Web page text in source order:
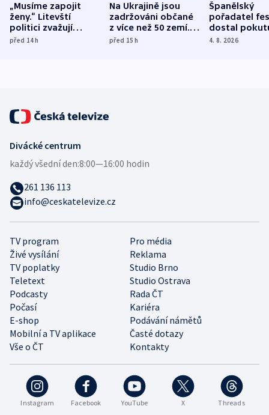
„Musíme zapojit
ženy.“ Litevští
politici zvažují
dohodu o
před 14h
Na Ukrajině jsou
zadržováni občané
z více než 50 zemí.
Bojovali na straně
před 15h
Španělský
pořadatel
dostal
nekalé
4. 8. 2026
Instagram Facebook YouTube X Threads
TV program
Pro média
Živé vysílání
Reklama
TV poplatky
Studio Brno
Teletext
Studio Ostrava
Podcasty
Rada ČT
Počasí
Kariéra
E-shop
Podávání námětů
Mobilní a TV aplikace
Časté dotazy
Vše o ČT
Kontakty
Divácké centrum
každý všední den:8:00—16:00 hodin
261 136 113
info@ceskatelevize.cz